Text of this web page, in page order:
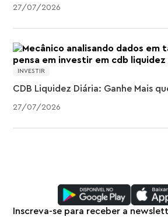
27/07/2026
INVESTIR
27/07/2026
CDB Liquidez Diária: Ganhe Mais
Inscreva-se para receber a